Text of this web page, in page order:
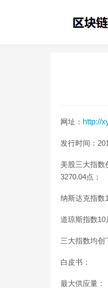
网址： http://
发行时间：
美股三大指数
3270.04点；
纳斯达克指数
道琼斯指数10
三大指数均创
白皮书：
最大供应量：